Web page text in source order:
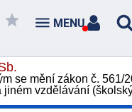
se mění zákon č. 561/
jiném vzdělávání
MENU